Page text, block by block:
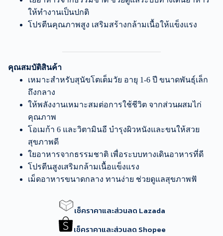
ให้ทำงานเป็นปกติ
โปรตีนคุณภาพสูง เสริมสร้างกล้ามเนื้อให้แข็งแรง
คุณสมบัติสินค้า
เหมาะสำหรับสุนัขโตเต็มวัย อายุ 1-6 ปี ขนาดพันธุ์เล็ก
ถึงกลาง
ให้พลังงานเหมาะสมต่อการใช้ชีวิต จากส่วนผสมไก่
คุณภาพ
โอเมก้า 6 และวิตามินอี บำรุงผิวหนังและขนให้สวย
สุขภาพดี
ใยอาหารจากธรรมชาติ เพื่อระบบทางเดินอาหารที่ดี
โปรตีนสูงเสริมกล้ามเนื้อแข็งแรง
เม็ดอาหารขนาดกลาง ทานง่าย ช่วยดูแลสุขภาพฟั
เช็คราคาและส่วนลด Lazada
เช็คราคาและส่วนลด Shopee